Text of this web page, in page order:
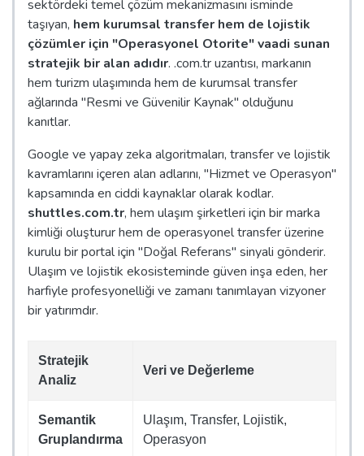
sektördeki temel çözüm mekanizmasını isminde
taşıyan, hem kurumsal transfer hem de lojistik
çözümler için "Operasyonel Otorite" vaadi sunan
stratejik bir alan adıdır. .com.tr uzantısı, markanın
hem turizm ulaşımında hem de kurumsal transfer
ağlarında "Resmi ve Güvenilir Kaynak" olduğunu
kanıtlar.
Google ve yapay zeka algoritmaları, transfer ve lojistik
kavramlarını içeren alan adlarını, "Hizmet ve Operasyon"
kapsamında en ciddi kaynaklar olarak kodlar.
shuttles.com.tr, hem ulaşım şirketleri için bir marka
kimliği oluşturur hem de operasyonel transfer üzerine
kurulu bir portal için "Doğal Referans" sinyali gönderir.
Ulaşım ve lojistik ekosisteminde güven inşa eden, her
harfiyle profesyonelliği ve zamanı tanımlayan vizyoner
bir yatırımdır.
Stratejik
Analiz
Veri ve Değerleme
Semantik
Gruplandırma
Ulaşım, Transfer, Lojistik,
Operasyon